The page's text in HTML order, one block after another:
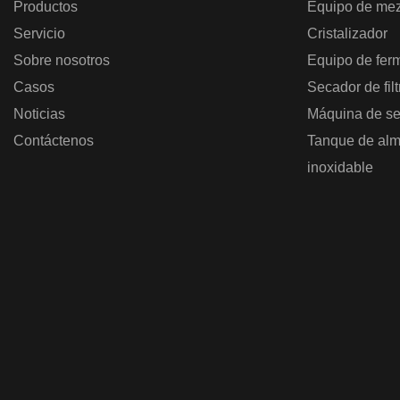
Productos
Servicio
Sobre nosotros
Casos
Noticias
Contáctenos
Equipo de
Cristalizador
Equipo de
Secador de
Máquina de
Tanque de
inoxidable